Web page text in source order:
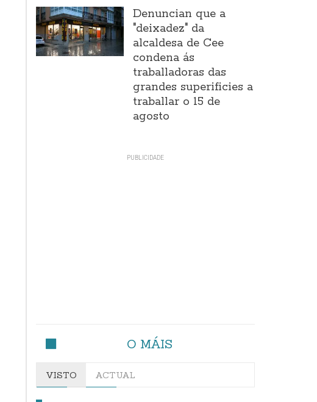
Denuncian que a
"deixadez" da
alcaldesa de Cee
condena ás
traballadoras das
grandes superificies a
traballar o 15 de
agosto
O MÁIS
VISTO ACTUAL